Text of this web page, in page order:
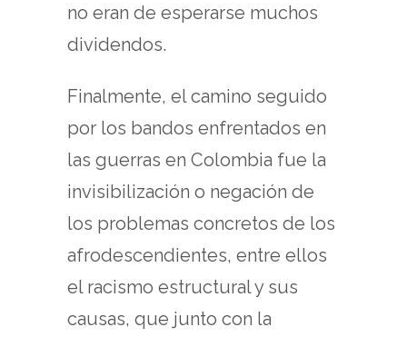
no eran de esperarse muchos
dividendos.
Finalmente, el camino seguido
por los bandos enfrentados en
las guerras en Colombia fue la
invisibilización o negación de
los problemas concretos de los
afrodescendientes, entre ellos
el racismo estructural y sus
causas, que junto con la